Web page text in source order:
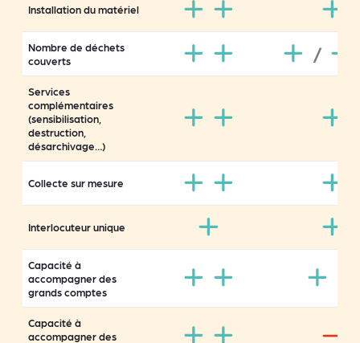
Installation du matériel
Nombre de déchets
couverts
/
Services
complémentaires
(sensibilisation,
destruction,
désarchivage…)
Collecte sur mesure
Interlocuteur unique
Capacité à
accompagner des
grands comptes
Capacité à
accompagner des